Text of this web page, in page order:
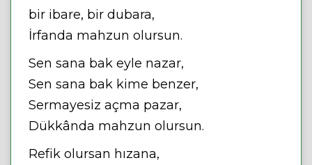
bir ibare, bir dubara,
İrfanda mahzun olursun.
Sen sana bak eyle nazar,
Sen sana bak kime benzer,
Sermayesiz açma pazar,
Dükkânda mahzun olursun.
Refik olursan hızana,